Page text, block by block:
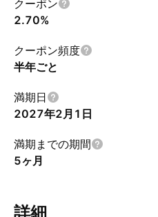
クーポン
2.70%
クーポン頻度
半年ごと
満期日
2027年2月1日
満期までの期間
5ヶ月
詳細